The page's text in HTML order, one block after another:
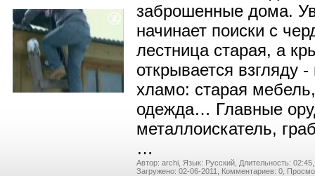
заброшенные дома.
начинает поиски с
лестница старая, а
открывается
хламо: старая
одежда… Главные
металлоискатель,
…
Автор: archi, Язык: Русский, Длительность: 02:45,
Загружено: 02-06-2011,
Комментариев: 0,